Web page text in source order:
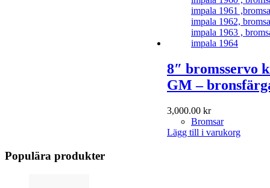
8″ bromsservo
GM –
3,000.00 kr
Bromsar
Lägg till i varukorg
Populära produkter